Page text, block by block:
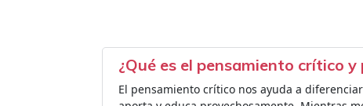
¿Qué es el pensamiento crítico y
El pensamiento crítico nos ayuda a